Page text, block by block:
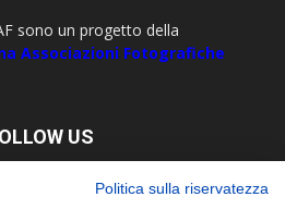
sono un progetto della
Associazioni Fotografiche
US
Politica sulla riservatezza